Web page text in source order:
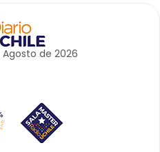
Agosto de 2026